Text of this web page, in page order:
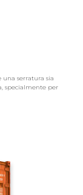
serratura sia
specialmente per